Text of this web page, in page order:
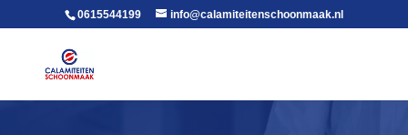
voor in de body0615544199 info@calamiteitenschoonmaak.nl